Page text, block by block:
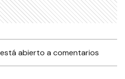
abierto a comentarios